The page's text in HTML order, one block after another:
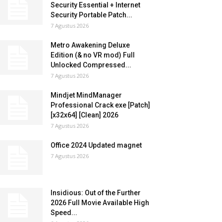
Security Essential + Internet
Security Portable Patch...
7 Agustus 2026
Metro Awakening Deluxe
Edition (& no VR mod) Full
Unlocked Compressed...
7 Agustus 2026
Mindjet MindManager
Professional Crack exe [Patch]
[x32x64] [Clean] 2026
7 Agustus 2026
Office 2024 Updated magnet
7 Agustus 2026
Insidious: Out of the Further
2026 Full Movie Available High
Speed...